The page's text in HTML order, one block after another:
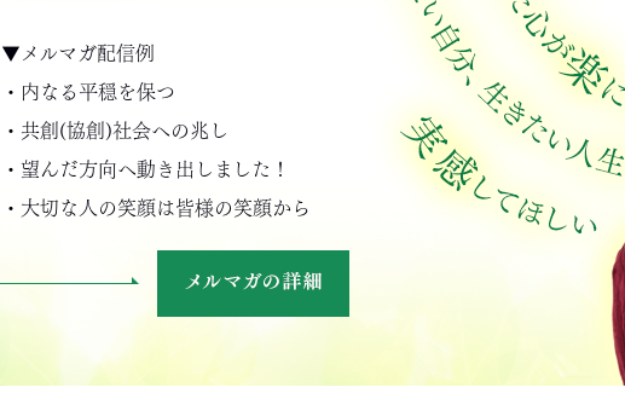
▼メルマガ配信例
・内なる平穏を保つ
・共創(協創)社会への兆し
・望んだ方向へ動き出しました！
・大切な人の笑顔は皆様の笑顔から